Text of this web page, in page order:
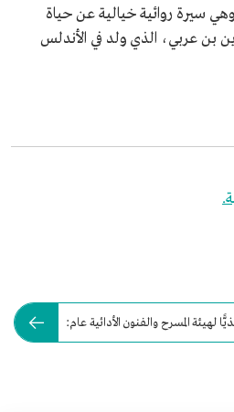
سيرة روائية خيالية عن حياة
بن عربي، الذي ولد في الأندلس
المسرح والفنون الأدائية عام: